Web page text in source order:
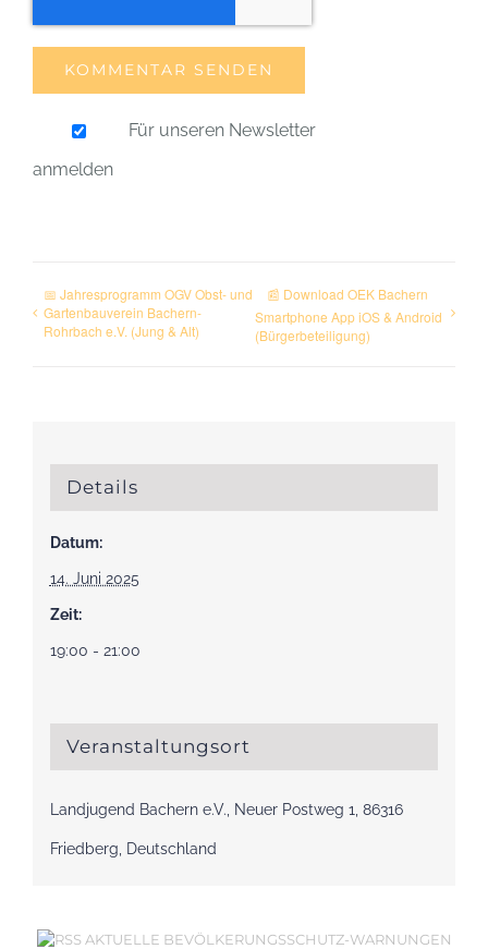
Für unseren Newsletter
anmelden
📅 Jahresprogramm OGV Obst- und
Gartenbauverein Bachern-
Rohrbach e.V. (Jung & Alt)
📰 Download OEK Bachern
Smartphone App iOS & Android
(Bürgerbeteiligung)
Details
Datum:
14. Juni 2025
Zeit:
19:00 - 21:00
Veranstaltungsort
Landjugend Bachern e.V., Neuer Postweg 1, 86316
Friedberg, Deutschland
AKTUELLE BEVÖLKERUNGSSCHUTZ-WARNUNGEN